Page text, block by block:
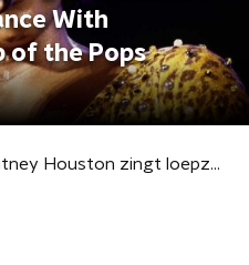
With
of the Pops
Whitney Houston zingt loepzuivere versie I Wanna Dance With Somebody bij Top of the Pops